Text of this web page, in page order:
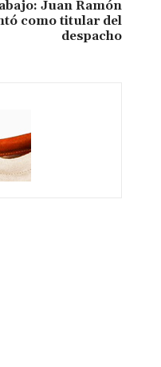
Juan Ramón
como titular del
despacho